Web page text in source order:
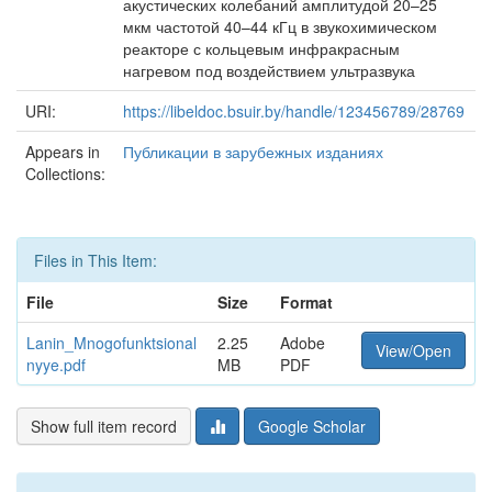
акустических колебаний амплитудой 20–25
мкм частотой 40–44 кГц в звукохимическом
реакторе с кольцевым инфракрасным
нагревом под воздействием ультразвука
URI:
https://libeldoc.bsuir.by/handle/123456789/28769
Appears in
Collections:
Публикации в зарубежных изданиях
Files in This Item:
File
Size
Format
Lanin_Mnogofunktsional
nyye.pdf
2.25
MB
Adobe
PDF
View/Open
Show full item record Google Scholar